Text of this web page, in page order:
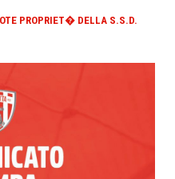
PROPRIET� DELLA S.S.D.